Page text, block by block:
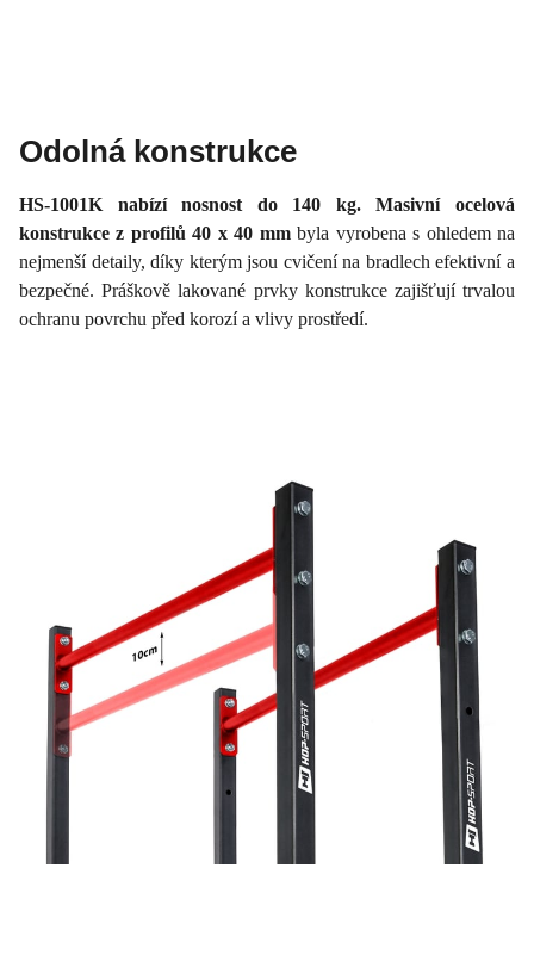
Odolná konstrukce
HS-1001K nabízí nosnost do 140 kg. Masivní ocelová
konstrukce z profilů 40 x 40 mmbyla vyrobena s ohledem na
nejmenší detaily, díky kterým jsou cvičení na bradlech efektivní a
bezpečné. Práškově lakované prvky konstrukce zajišťují trvalou
ochranu povrchu před korozí a vlivy prostředí.